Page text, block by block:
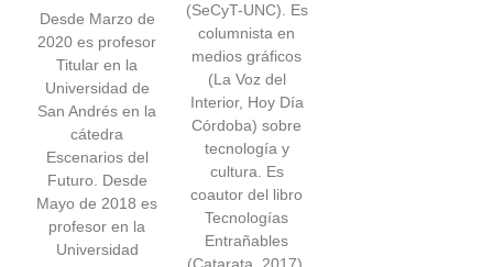
Desde Marzo de
2020 es profesor
Titular en la
Universidad de
San Andrés en la
cátedra
Escenarios del
Futuro. Desde
Mayo de 2018 es
profesor en la
Universidad
(SeCyT-UNC). Es
columnista en
medios gráficos
(La Voz del
Interior, Hoy Día
Córdoba) sobre
tecnología y
cultura. Es
coautor del libro
Tecnologías
Entrañables